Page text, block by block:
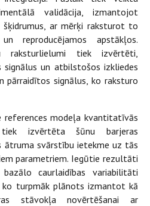
validācija, izmantojot
ar mērķi raksturot to
reproducējamos apstākļos.
raksturlielumi tiek izvērtēti,
un atbilstošos izkliedes
pārraidītos signālus, ko raksturo
references modeļa kvantitatīvās
tiek izvērtēta šūnu barjeras
ātruma svārstību ietekme uz tās
parametriem. Iegūtie rezultāti
caurlaidības variabilitāti
turpmāk plānots izmantot kā
stāvokļa novērtēšanai ar